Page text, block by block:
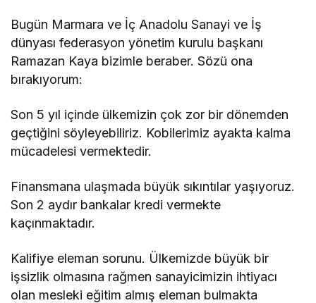
Bugün Marmara ve İç Anadolu Sanayi ve İş
dünyası federasyon yönetim kurulu başkanı
Ramazan Kaya bizimle beraber. Sözü ona
bırakıyorum:
Son 5 yıl içinde ülkemizin çok zor bir dönemden
geçtiğini söyleyebiliriz. Kobilerimiz ayakta kalma
mücadelesi vermektedir.
Finansmana ulaşmada büyük sıkıntılar yaşıyoruz.
Son 2 aydır bankalar kredi vermekte
kaçınmaktadır.
Kalifiye eleman sorunu. Ülkemizde büyük bir
işsizlik olmasına rağmen sanayicimizin ihtiyacı
olan mesleki eğitim almış eleman bulmakta